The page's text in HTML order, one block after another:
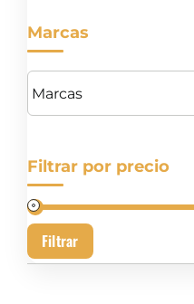
Marcas
Filtrar por precio
Filtrar